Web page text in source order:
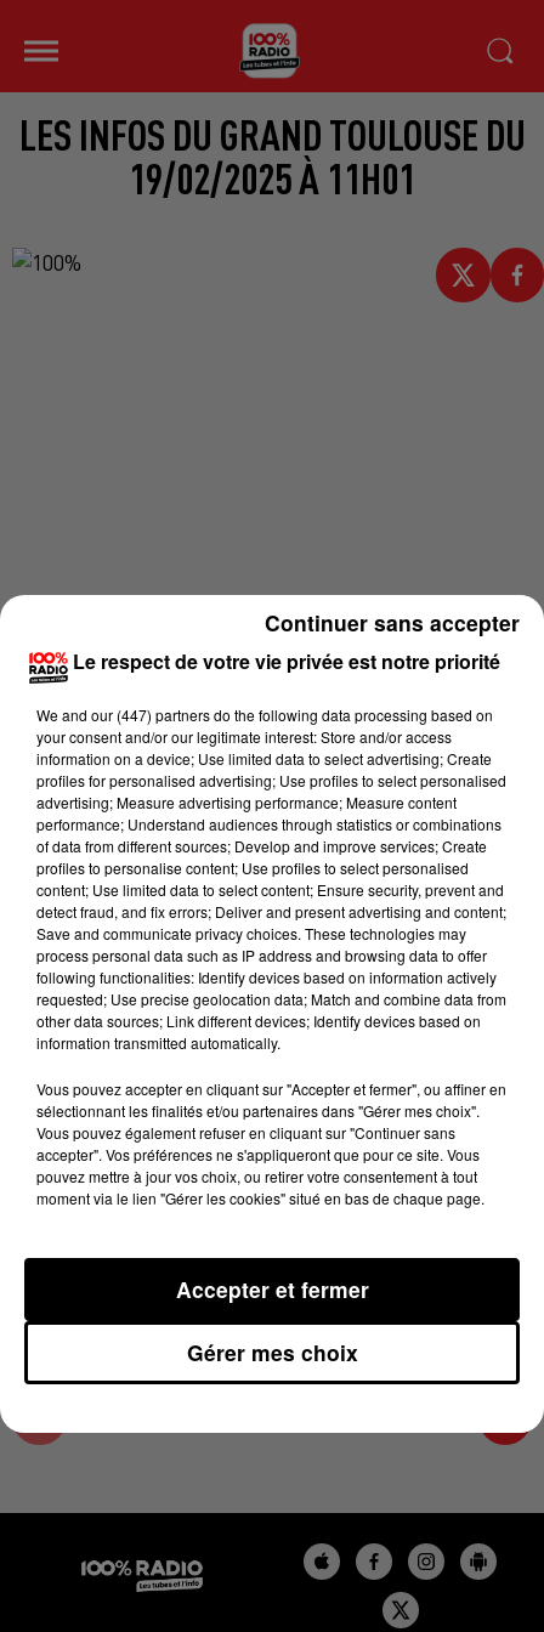
LES INFOS DU GRAND TOULOUSE DU
19/02/2025 À 11H01
Lecture (2 min 14 sec)
100%
100% Radio les infos du grand Toulouse
19 février 2025 - 2 min 14 sec
LES INFOS DU GRAND TOULOUSE DU
19/02/2025 À 11H01
Podcasts infos du grand Toulouse
Le respect de votre vie privée est notre priorité
We and our (447) partnersdo the following data processing based on
your consent and/or our legitimate interest: Store and/or access
information on a device; Use limited data to select advertising; Create
profiles for personalised advertising; Use profiles to select personalised
advertising; Measure advertising performance; Measure content
performance; Understand audiences through statistics or combinations
of data from different sources; Develop and improve services; Create
profiles to personalise content; Use profiles to select personalised
content; Use limited data to select content; Ensure security, prevent and
detect fraud, and fix errors; Deliver and present advertising and content;
Save and communicate privacy choices. These technologies may
process personal data such as IP address and browsing data to offer
following functionalities: Identify devices based on information actively
requested; Use precise geolocation data; Match and combine data from
other data sources; Link different devices; Identify devices based on
information transmitted automatically.
Vous pouvez accepter en cliquant sur "Accepter et fermer", ou affiner en
sélectionnant les finalités et/ou partenaires dans "Gérer mes choix".
Vous pouvez également refuser en cliquant sur "Continuer sans
accepter". Vos préférences ne s'appliqueront que pour ce site. Vous
pouvez mettre à jour vos choix, ou retirer votre consentement à tout
moment via le lien "Gérer les cookies" situé en bas de chaque page.
Gérer mes choix
Accepter et fermer
Continuer sans accepter